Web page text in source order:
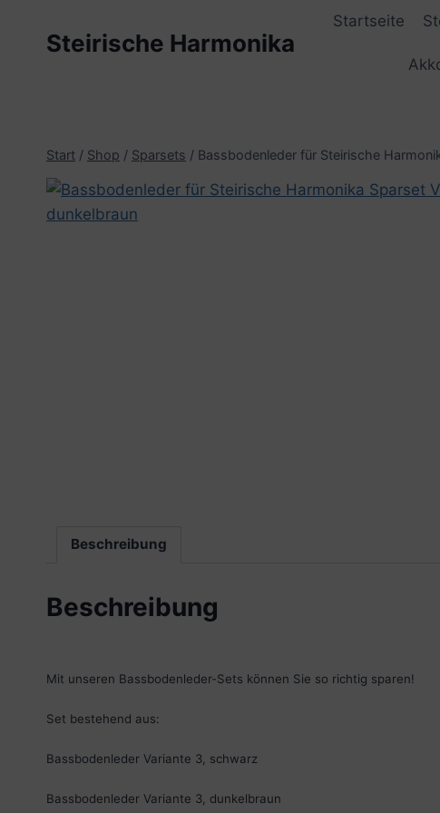
Steirische Harmonika
Startseite
Start / Shop / Sparsets / Bassbodenleder für Steirische
Beschreibung
Beschreibung
Mit unseren Bassbodenleder-Sets können Sie so richtig sparen!
Set bestehend aus:
Bassbodenleder Variante 3, schwarz
Bassbodenleder Variante 3, dunkelbraun